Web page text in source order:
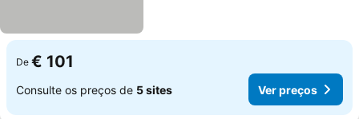
De € 101
Consulte os preços de 5 sites Ver preços